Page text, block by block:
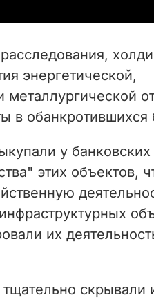
i
d
e
o
энергетической,
металлургической
в обанкротившихся
у
этих объектов,
их
скрывали